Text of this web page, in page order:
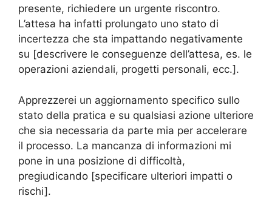
presente, richiedere un urgente riscontro.
L’attesa ha infatti prolungato uno stato di
incertezza che sta impattando negativamente
su [descrivere le conseguenze dell’attesa, es. le
operazioni aziendali, progetti personali, ecc.].
Apprezzerei un aggiornamento specifico sullo
stato della pratica e su qualsiasi azione ulteriore
che sia necessaria da parte mia per accelerare
il processo. La mancanza di informazioni mi
pone in una posizione di difficoltà,
pregiudicando [specificare ulteriori impatti o
rischi].